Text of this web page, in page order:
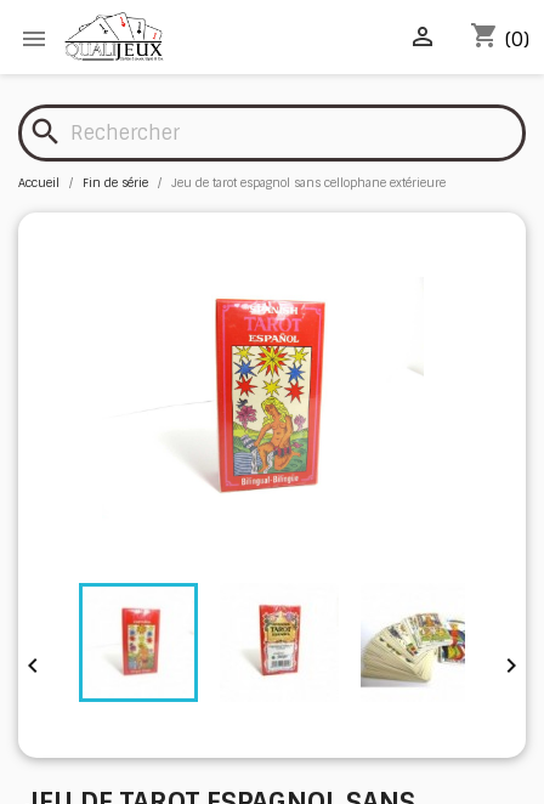
 shopping_cart (0)

search
Accueil Fin de série Jeu de tarot espagnol sans cellophane extérieure
 